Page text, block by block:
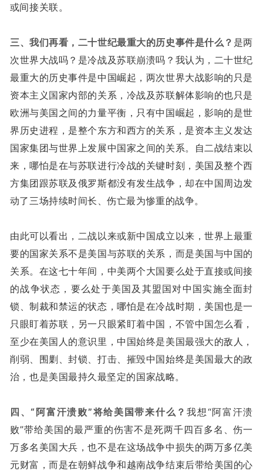
或间接关联。
三、我们再看，二十世纪最重大的历史事件是什么？ 是两
次世界大战吗？是冷战及苏联崩溃吗？我认为，二十世纪
最重大的历史事件是中国崛起，两次世界大战影响的只是
资本主义国家内部的关系，冷战及苏联解体影响的也只是
欧洲与美国之间的力量平衡，只有中国崛起，影响的是世
界历史进程，是整个东方和西方的关系，是资本主义发达
国家集团与世界上发展中国家之间的关系。自二战结束以
来，哪怕是在与苏联进行冷战的关键时刻，美国及整个西
方集团跟苏联及俄罗斯都没有发生战争，却在中国周边发
动了三场持续时间长、伤亡最为惨重的战争。
由此可以看出，二战以来或新中国成立以来，世界上最重
要的国家关系不是美国与苏联的关系，而是美国与中国的
关系。在这七十年间，中美两个大国要么处于直接或间接
的战争状态，要么处于美国及其盟国对中国实施全面封
锁、制裁和禁运的状态，哪怕是在冷战时期，美国也是一
只眼盯着苏联，另一只眼紧盯着中国，不管中国怎么看，
至少在美国人的意识里，中国始终是美国最强大的敌人，
削弱、围剿、封锁、打击、摧毁中国始终是美国最大的政
治，也是美国最持久最坚定的国家战略。
四、“阿富汗溃败”将给美国带来什么？我想“阿富汗溃
败”带给美国的最严重的伤害不是死两千四百多名、伤一
万多名美国大兵，也不是在这场战争中损失的两万多亿美
元财富，而是在朝鲜战争和越南战争结束后带给美国的心